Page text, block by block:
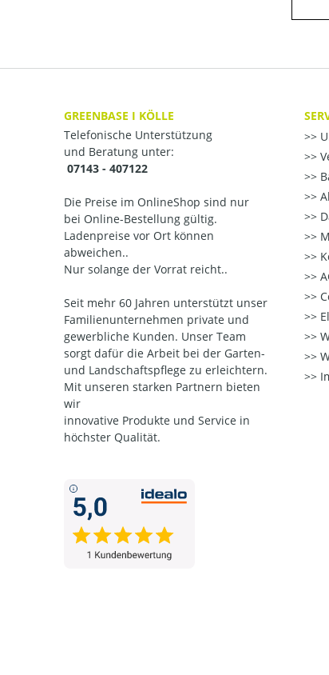
GREENBASE I KÖLLE
Telefonische Unterstützung
und Beratung unter:
07143 - 407122
Die Preise im OnlineShop sind nur
bei Online-Bestellung gültig.
Ladenpreise vor Ort können
abweichen..
Nur solange der Vorrat reicht..
Seit mehr 60 Jahren unterstützt unser
Familienunternehmen private und
gewerbliche Kunden. Unser Team
sorgt dafür die Arbeit bei der Garten-
und Landschaftspflege zu erleichtern.
Mit unseren starken Partnern bieten
wir
innovative Produkte und Service in
höchster Qualität.